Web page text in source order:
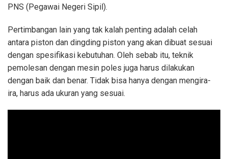
PNS (Pegawai Negeri Sipil).
Pertimbangan lain yang tak kalah penting adalah celah
antara piston dan dingding piston yang akan dibuat sesuai
dengan spesifikasi kebutuhan. Oleh sebab itu, teknik
pemolesan dengan mesin poles juga harus dilakukan
dengan baik dan benar. Tidak bisa hanya dengan mengira-
ira, harus ada ukuran yang sesuai.